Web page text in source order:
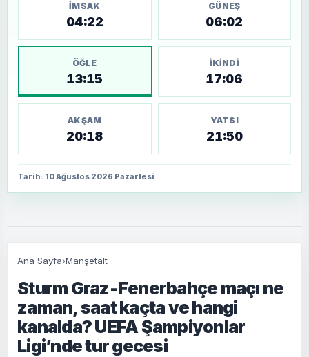
İMSAK
04:22
GÜNEŞ
06:02
ÖĞLE
13:15
İKINDI
17:06
AKŞAM
20:18
YATSI
21:50
Tarih: 10 Ağustos 2026 Pazartesi
Ana Sayfa›Manşetalt
Sturm Graz-Fenerbahçe maçı ne
zaman, saat kaçta ve hangi
kanalda? UEFA Şampiyonlar
Ligi’nde tur gecesi